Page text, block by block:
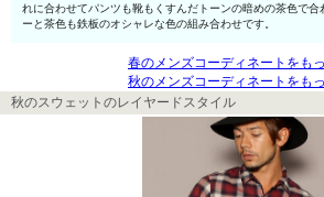
れに合わせてパンツも靴もくすんだトーンの暗めの茶色で
ーと茶色も鉄板のオシャレな色の組み合わせです。
春のメンズコーディネートをも
秋のメンズコーディネートをも
秋のスウェットのレイヤードスタイル